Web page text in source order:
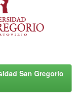
San Gregorio